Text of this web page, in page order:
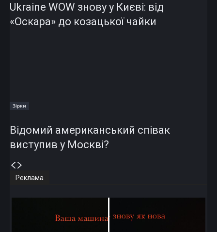
Ukraine WOW знову у Києві: від
«Оскара» до козацької чайки
Зірки
Відомий американський співак
виступив у Москві?
Реклама